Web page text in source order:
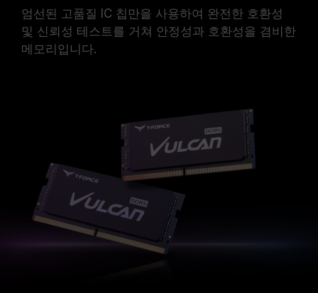
엄선된 고품질 IC 칩만을 사용하여 완전한 호환성
및 신뢰성 테스트를 거쳐 안정성과 호환성을 겸비한
메모리입니다.